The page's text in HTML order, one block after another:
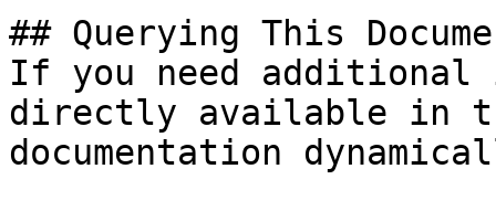
## Querying This
If you need
directly available in
documentation